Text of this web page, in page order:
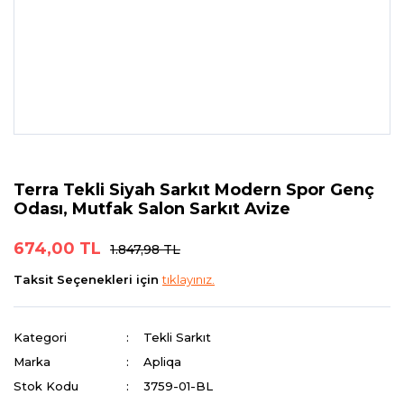
Terra Tekli Siyah Sarkıt Modern Spor Genç
Odası, Mutfak Salon Sarkıt Avize
674,00 TL
1.847,98 TL
Taksit Seçenekleri içintıklayınız.
Kategori
Tekli Sarkıt
Marka
Apliqa
Stok Kodu
3759-01-BL